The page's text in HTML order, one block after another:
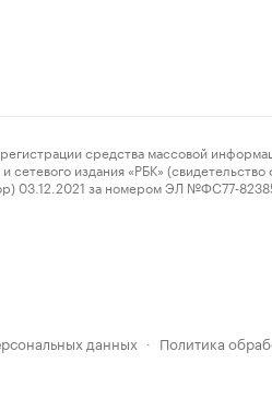
средства массовой
издания «РБК» (свидетельство
03.12.2021 за номером ЭЛ №ФС77-
данных · Политика